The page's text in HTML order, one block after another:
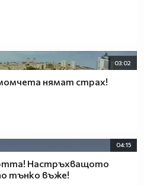
03:02
нямат страх!
04:15
Настръхващото
тънко въже!